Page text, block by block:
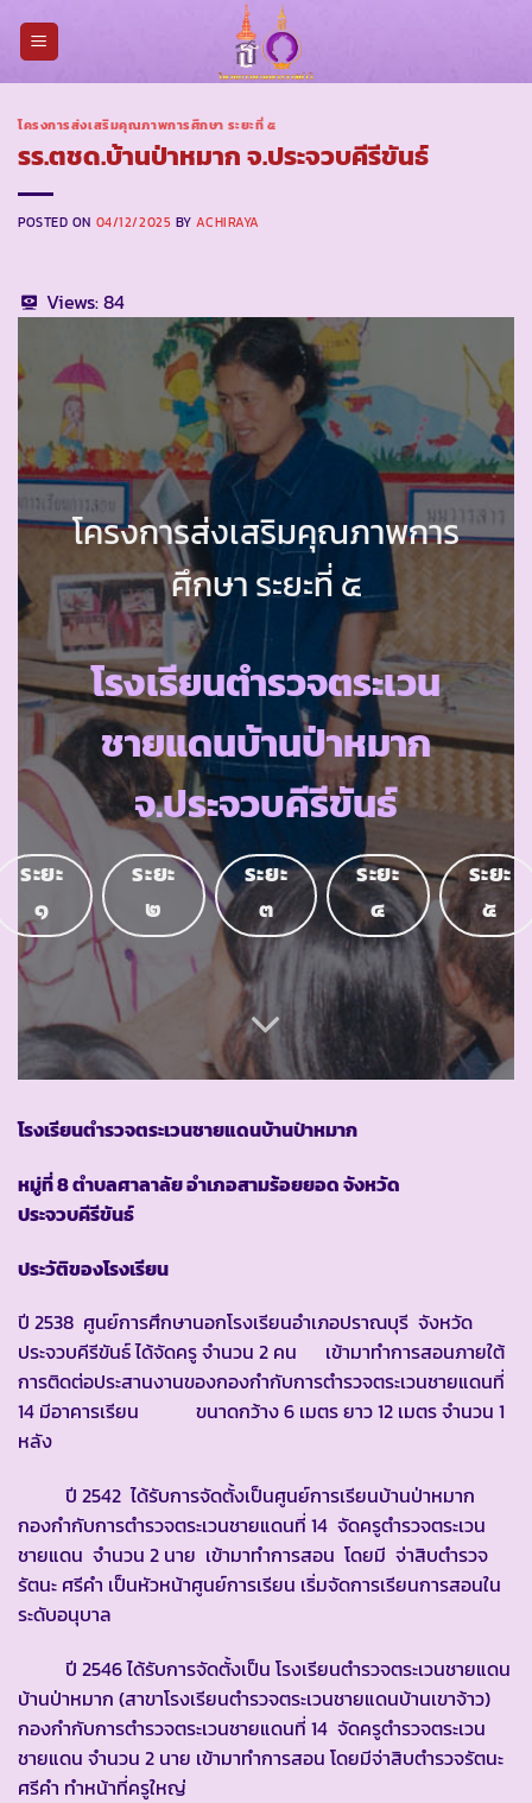
โครงการส่งเสริมคุณภาพการศึกษา ระยะที่ ๕
รร.ตชด.บ้านป่าหมาก จ.ประจวบคีรีขันธ์
POSTED ON 04/12/2025 BYACHIRAYA
Views:84
โครงการส่งเสริมคุณภาพการ
ศึกษา ระยะที่ ๕
โรงเรียนตำรวจตระเวน
ชายแดนบ้านป่าหมาก
จ.ประจวบคีรีขันธ์
ระยะ
๑
ระยะ
๒
ระยะ
๓
ระยะ
๔
ระยะ
๕
โรงเรียนตำรวจตระเวนชายแดนบ้านป่าหมาก
หมู่ที่ 8 ตำบลศาลาลัย อำเภอสามร้อยยอด จังหวัด
ประจวบคีรีขันธ์
ประวัติของโรงเรียน
ปี 2538 ศูนย์การศึกษานอกโรงเรียนอำเภอปราณบุรี จังหวัด
ประจวบคีรีขันธ์ ได้จัดครู จำนวน 2 คน เข้ามาทำการสอนภายใต้
การติดต่อประสานงานของกองกำกับการตำรวจตระเวนชายแดนที่
14 มีอาคารเรียน ขนาดกว้าง 6 เมตร ยาว 12 เมตร จำนวน 1
หลัง
ปี 2542 ได้รับการจัดตั้งเป็นศูนย์การเรียนบ้านป่าหมาก
กองกำกับการตำรวจตระเวนชายแดนที่ 14 จัดครูตำรวจตระเวน
ชายแดน จำนวน 2 นาย เข้ามาทำการสอน โดยมี จ่าสิบตำรวจ
รัตนะ ศรีคำ เป็นหัวหน้าศูนย์การเรียน เริ่มจัดการเรียนการสอนใน
ระดับอนุบาล
ปี 2546 ได้รับการจัดตั้งเป็น โรงเรียนตำรวจตระเวนชายแดน
บ้านป่าหมาก (สาขาโรงเรียนตำรวจตระเวนชายแดนบ้านเขาจ้าว)
กองกำกับการตำรวจตระเวนชายแดนที่ 14 จัดครูตำรวจตระเวน
ชายแดน จำนวน 2 นาย เข้ามาทำการสอน โดยมีจ่าสิบตำรวจรัตนะ
ศรีคำ ทำหน้าที่ครูใหญ่